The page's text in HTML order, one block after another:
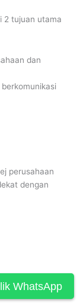
WhatsApp
2 tujuan utama
dan
perusahaan
dengan